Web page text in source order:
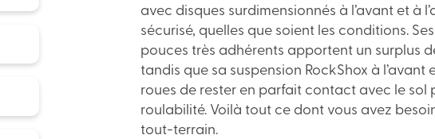
avec disques surdimensionnés à l’avant et à
sécurisé, quelles que soient les conditions.
pouces très adhérents apportent un surplus
tandis que sa suspension RockShox à l’avant
roues de rester en parfait contact avec le sol
roulabilité. Voilà tout ce dont vous avez
tout-terrain.